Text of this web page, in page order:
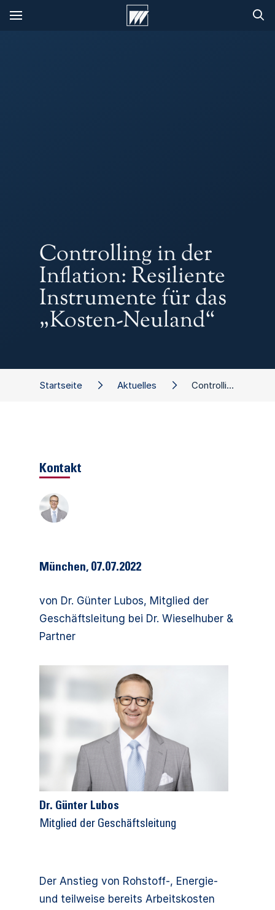
München, 07.07.2022
von Dr. Günter Lubos, Mitglied der
Geschäftsleitung bei Dr. Wieselhuber &
Partner
Dr. Günter Lubos
Mitglied der Geschäftsleitung
Der Anstieg von Rohstoff-, Energie-
und teilweise bereits Arbeitskosten
Startseite Aktuelles Controlling in der Inflation: Resiliente Instrumente für das „Kosten-Neuland“
Kontakt
Controlling in der
Inflation: Resiliente
Instrumente für das
„Kosten-Neuland“